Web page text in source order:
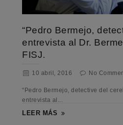
“Pedro Bermejo,
entrevista al Dr.
FISJ.
10 abril, 2016 No
“Pedro Bermejo, detective del
entrevista al...
LEER MÁS